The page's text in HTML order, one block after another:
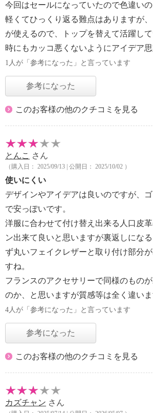
今回はセールになっていたので色違いの
軽くてひっくり返る難点はありますが
が使えるので、トップを替えて活躍し
時にもカッコ悪くないようにアイデア思
1人が「参考になった」と言っています
参考になった
このお客様の他のクチコミを見る
とんこ さん
（購入日： 2025/09/13 | 公開日： 2025/10/02 ）
使いにくい
デザインやアイデアは良いのですが、
で安っぽいです。
洋服に合わせて付け替え出来る人口皮
ン出来て良いと思いますが裏返しにな
ず丸いフェイクレザーと取り付け部分
すね。
フランスのアクセサリーで同様のもの
のか、と思いますが質感等は全く違いま
4人が「参考になった」と言っています
参考になった
このお客様の他のクチコミを見る
カズチャン さん